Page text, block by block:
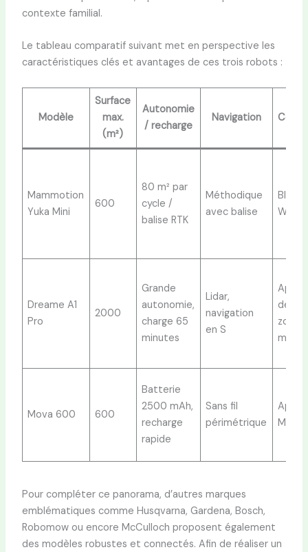
contexte familial.
Le tableau comparatif suivant met en perspective les
caractéristiques clés et avantages de ces trois robots :
Modèle
Surface
max.
(m²)
Autonomie
/ recharge
Navigation
Mammotion
Yuka Mini
600
80 m² par
cycle /
balise RTK
Méthodique
avec balise
Wi-Fi,
Dreame A1
Pro
2000
Grande
autonomie,
charge 65
minutes
Lidar,
navigation
en S
zones
Mova 600 600
Batterie
2500 mAh,
recharge
rapide
Sans fil
périmétrique
Pour compléter ce panorama, d’autres marques
emblématiques comme Husqvarna, Gardena, Bosch,
Robomow ou encore McCulloch proposent également
des modèles robustes et connectés. Afin de réaliser un